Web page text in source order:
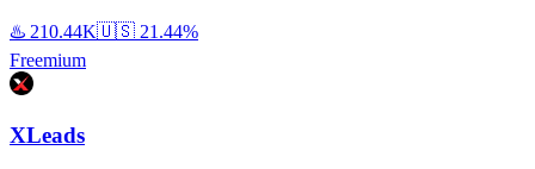
♨️ 210.44K🇺🇸 21.44%
Freemium
XLeads